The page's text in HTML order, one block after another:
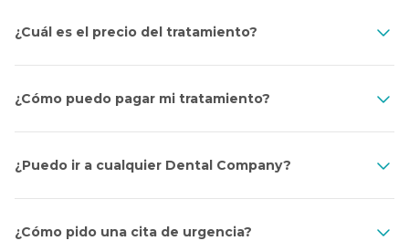
¿Cuál es el precio del tratamiento?
¿Cómo puedo pagar mi tratamiento?
¿Puedo ir a cualquier Dental Company?
¿Cómo pido una cita de urgencia?